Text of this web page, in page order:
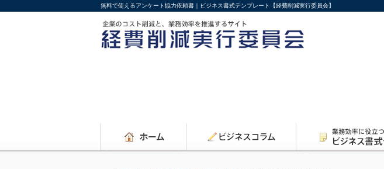
無料で使えるアンケート協力依頼書｜ビジネス書式テンプレート【経費削減実行委員会】